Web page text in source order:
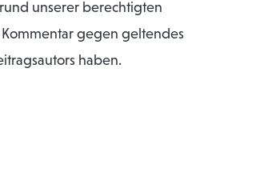
unserer berechtigten
Kommentar gegen geltendes
haben.